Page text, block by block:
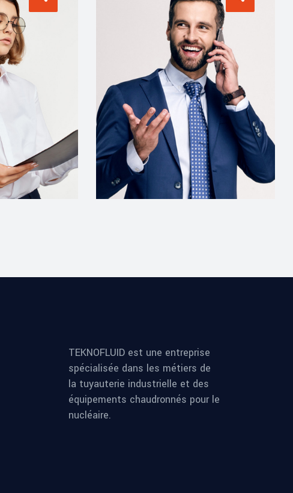
CREATIVE DIRECTOR
Christopher Wells
TEKNOFLUID est une entreprise
spécialisée dans les métiers de
la tuyauterie industrielle et des
équipements chaudronnés pour le
nucléaire.